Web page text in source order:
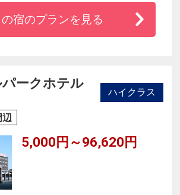
ジオも使えるプレミアムフロア
しい高機能ドライヤーやヘヤア
の宿のプランを見る
ークホテル
ハイクラス
5,000円～96,620円